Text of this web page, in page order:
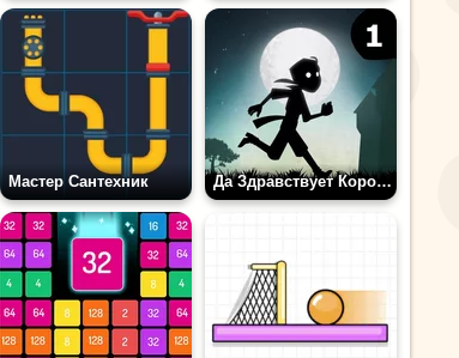
Мастер Сантехник Да Здравствует Король!